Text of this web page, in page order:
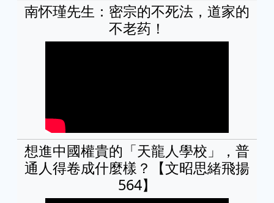
南怀瑾先生：密宗的不死法，道家的
不老药！
想進中國權貴的「天龍人學校」，普
通人得卷成什麼樣？【文昭思緒飛揚
564】